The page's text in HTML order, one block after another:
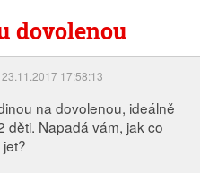
dovolenou
17:58:13
na dovolenou, ideálně
děti. Napadá vám, jak co